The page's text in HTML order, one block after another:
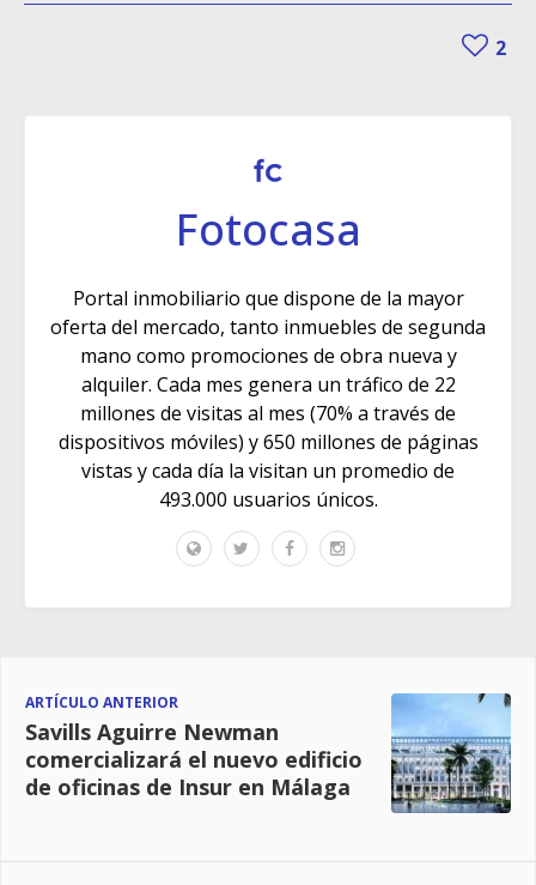
2
Fotocasa
Portal inmobiliario que dispone de la mayor
oferta del mercado, tanto inmuebles de segunda
mano como promociones de obra nueva y
alquiler. Cada mes genera un tráfico de 22
millones de visitas al mes (70% a través de
dispositivos móviles) y 650 millones de páginas
vistas y cada día la visitan un promedio de
493.000 usuarios únicos.
ARTÍCULO ANTERIOR
Savills Aguirre Newman
comercializará el nuevo edificio
de oficinas de Insur en Málaga